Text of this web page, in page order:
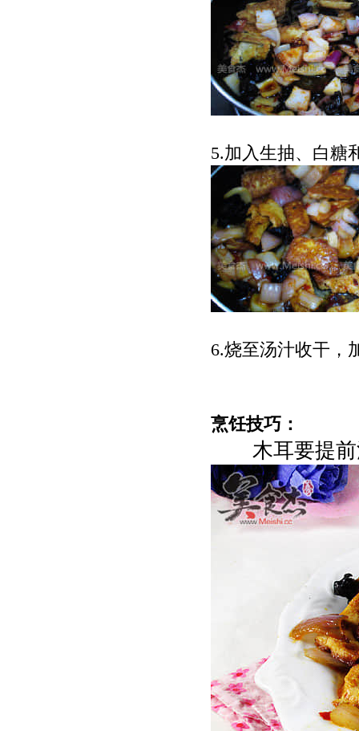
5.加入生抽、白糖
6.烧至汤汁收干，
烹饪技巧：
木耳要提前